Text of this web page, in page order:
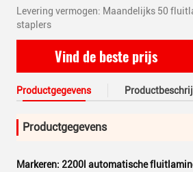
Levering vermogen: Maandelijks 50
staplers
Vind de beste prijs
Productgegevens
Productgegevens
Markeren: 2200l automatische